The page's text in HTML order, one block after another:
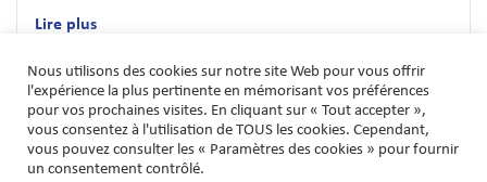
Lire plus
Pagination des publications
1 2 Suivante >
Nous utilisons des cookies sur notre site Web pour vous offrir
l'expérience la plus pertinente en mémorisant vos préférences
pour vos prochaines visites. En cliquant sur « Tout accepter »,
vous consentez à l'utilisation de TOUS les cookies. Cependant,
vous pouvez consulter les « Paramètres des cookies » pour fournir
un consentement contrôlé.